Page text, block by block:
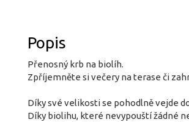
Popis
Přenosný krb na biolíh.
Zpříjemněte si večery na terase či
Díky své velikosti se pohodlně vejde
Díky biolihu, které nevypouští žádné